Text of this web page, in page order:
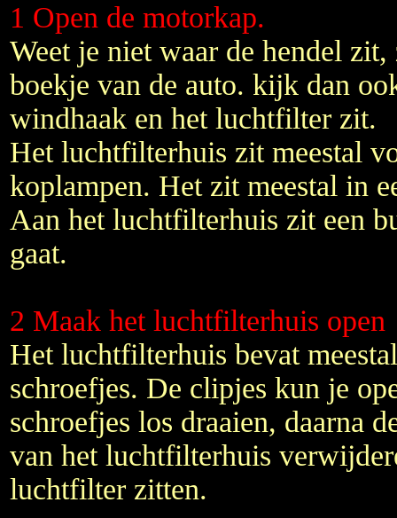
1 Open de motorkap.
Weet je niet waar de hendel
boekje van de auto. kijk dan
windhaak en het luchtfilter zit.
Het luchtfilterhuis zit meestal
koplampen. Het zit meestal in
Aan het luchtfilterhuis zit een
gaat.
2 Maak het luchtfilterhuis open
Het luchtfilterhuis bevat
schroefjes. De clipjes kun je
schroefjes los draaien, daarna
van het luchtfilterhuis
luchtfilter zitten.